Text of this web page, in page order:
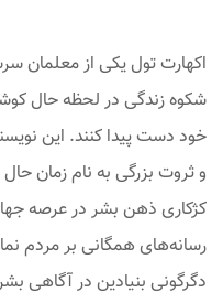
اکهارت تول یکی از معلمان
شکوه زندگی در لحظه حال
خود دست پیدا کنند. این
و ثروت بزرگی به نام زمان
کژکاری ذهن بشر در عرصه
رسانه‌های همگانی بر مردم
دگرگونی بنیادین در آگاهی